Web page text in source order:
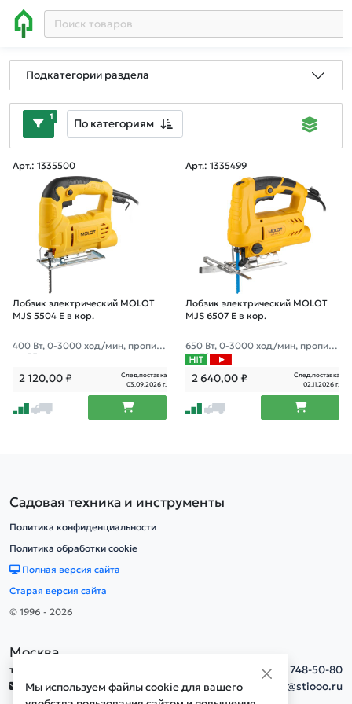
Подкатегории раздела
1 По категориям
Арт.: 1335500
Лобзик электрический MOLOT
MJS 5504 E в кор.
400 Вт, 0-3000 ход/мин, пропил
до 55 мм.
2 120,00₽
След.поставка
03.09.2026 г.
Арт.: 1335499
Лобзик электрический MOLOT
MJS 6507 E в кор.
650 Вт, 0-3000 ход/мин, пропил
до 70 мм.
2 640,00₽
След.поставка
02.11.2026 г.
Мы используем файлы cookie для вашего
Садовая техника и инструменты
Политика конфиденциальности
Политика обработки cookie
Полная версия сайта
Старая версия сайта
© 1996 - 2026
Москва
тел.
+7(495) 748-50-80
info@stiooo.ru